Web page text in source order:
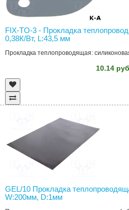
FIX-TO-3 - Прокладка
0,38К/Вт, L:43,5 мм
Прокладка теплопроводящая:
10.14
GEL/10 Прокладка
W:200мм, D:1мм